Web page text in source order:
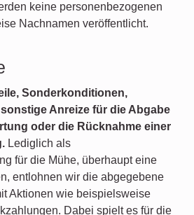
keine personenbezogenen
Nachnamen veröffentlicht.
Sonderkonditionen,
Anreize für die Abgabe
oder die Rücknahme einer
Lediglich als
für die Mühe, überhaupt eine
entlohnen wir die abgegebene
Aktionen wie beispielsweise
Dabei spielt es für die